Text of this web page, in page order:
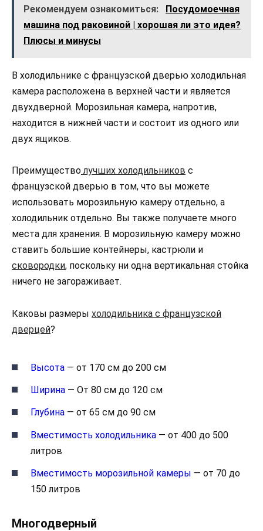
Рекомендуем ознакомиться:
Посудомоечная
машина под раковиной | хорошая ли это идея?
Плюсы и минусы
В холодильнике с французской дверью холодильная
камера расположена в верхней части и является
двухдверной. Морозильная камера, напротив,
находится в нижней части и состоит из одного или
двух ящиков.
Преимуществолучших холодильников с
французской дверью в том, что вы можете
использовать морозильную камеру отдельно, а
холодильник отдельно. Вы также получаете много
места для хранения. В морозильную камеру можно
ставить большие контейнеры, кастрюли и
сковородки, поскольку ни одна вертикальная стойка
ничего не загораживает.
Каковы размеры холодильника с французской
дверцей?
Высота — от 170 см до 200 см
Ширина — От 80 см до 120 см
Глубина — от 65 см до 90 см
Вместимость холодильника — от 400 до 500
литров
Вместимость морозильной камеры — от 70 до
150 литров
Многодверный